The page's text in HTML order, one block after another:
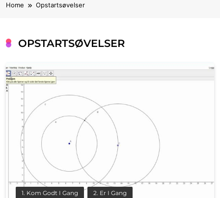
Home Opstartsøvelser
OPSTARTSØVELSER
1. Kom Godt I Gang 2. Er I Gang